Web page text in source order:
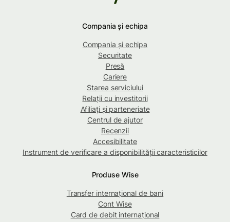
Compania și echipa
Compania și echipa
Securitate
Presă
Cariere
Starea serviciului
Relații cu investitorii
Afiliați și parteneriate
Centrul de ajutor
Recenzii
Accesibilitate
Instrument de verificare a disponibilității caracteristicilor
Produse Wise
Transfer internațional de bani
Cont Wise
Card de debit internațional